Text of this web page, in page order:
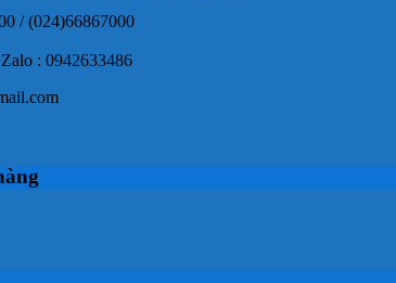
/ (024)66867000
: 0942633486